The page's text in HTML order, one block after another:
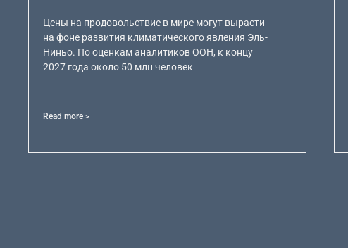
Цены на продовольствие в мире могут вырасти
на фоне развития климатического явления Эль-
Ниньо. По оценкам аналитиков ООН, к концу
2027 года около 50 млн человек
Read more >